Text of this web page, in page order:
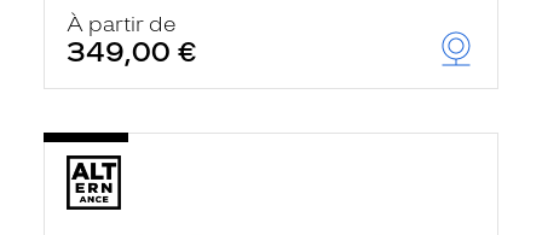
À partir de
349,00 €